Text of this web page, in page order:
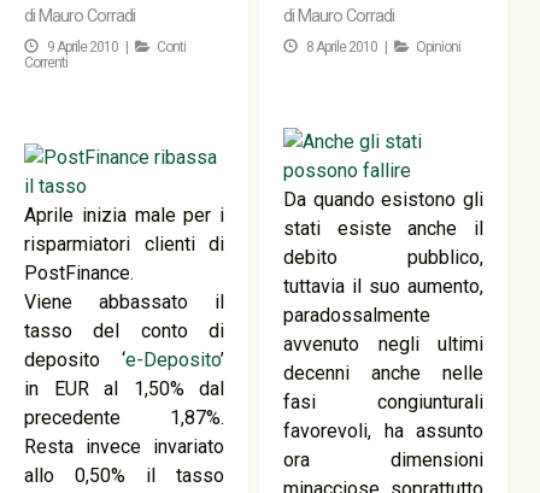
di Mauro Corradi
9 Aprile 2010 |
Conti
Correnti
Aprile inizia male per i
risparmiatori clienti di
PostFinance.
Viene abbassato il
tasso del conto di
deposito ‘e-Deposito’
in EUR al 1,50% dal
precedente 1,87%.
Resta invece invariato
allo 0,50% il tasso
di Mauro Corradi
8 Aprile 2010 | Opinioni
Da quando esistono gli
stati esiste anche il
debito pubblico,
tuttavia il suo aumento,
paradossalmente
avvenuto negli ultimi
decenni anche nelle
fasi congiunturali
favorevoli, ha assunto
ora dimensioni